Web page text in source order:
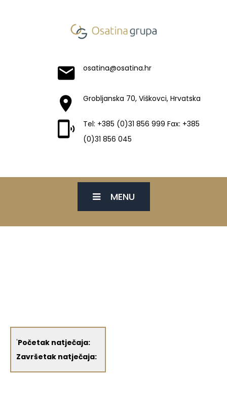
osatina@osatina.hr
Grobljanska 70, Viškovci, Hrvatska
Tel: +385 (0)31 856 999 Fax: +385
(0)31 856 045
MENU
'Početak natječaja:
Završetak natječaja: